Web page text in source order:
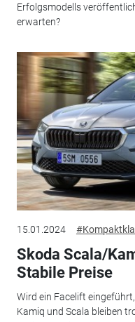
Erfolgsmodells
erwarten?
15.01.2024
Skoda Scala/
Stabile Preise
Wird ein Facelift
Kamiq und Scala bleiben